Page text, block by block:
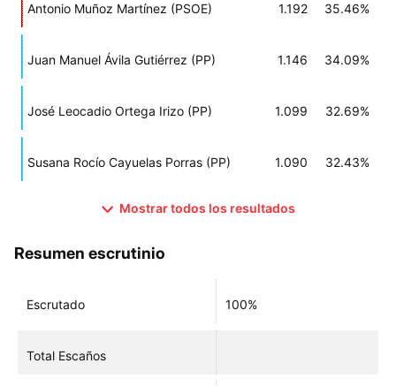
Antonio Muñoz Martínez (PSOE) 1.192 35.46%
Juan Manuel Ávila Gutiérrez (PP) 1.146 34.09%
José Leocadio Ortega Irizo (PP) 1.099 32.69%
Susana Rocío Cayuelas Porras (PP) 1.090 32.43%
Mostrar todos los resultados
Resumen escrutinio
Escrutado 100%
Total Escaños